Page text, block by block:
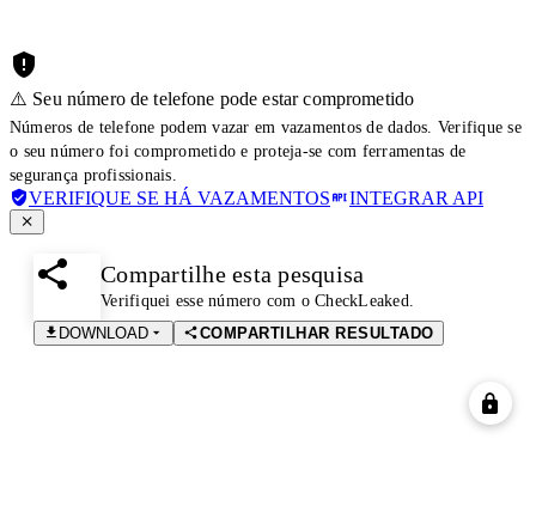
⚠️ Seu número de telefone pode estar comprometido
Números de telefone podem vazar em vazamentos de dados. Verifique se
o seu número foi comprometido e proteja-se com ferramentas de
segurança profissionais.
VERIFIQUE SE HÁ VAZAMENTOS INTEGRAR API
Compartilhe esta pesquisa
Verifiquei esse número com o CheckLeaked.
DOWNLOAD
COMPARTILHAR RESULTADO